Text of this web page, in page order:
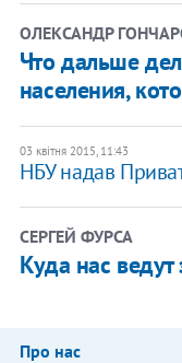
ОЛЕКСАНДР
Что дальше
населения,
03 квітня 2015, 11:43
НБУ надав
СЕРГЕЙ ФУРСА
Куда нас
Про нас